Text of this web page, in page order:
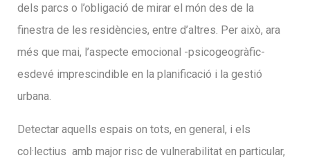
dels parcs o l’obligació de mirar el món des de la
finestra de les residències, entre d’altres. Per això, ara
més que mai, l’aspecte emocional -psicogeogràfic-
esdevé imprescindible en la planificació i la gestió
urbana.
Detectar aquells espais on tots, en general, i els
col·lectius amb major risc de vulnerabilitat en particular,